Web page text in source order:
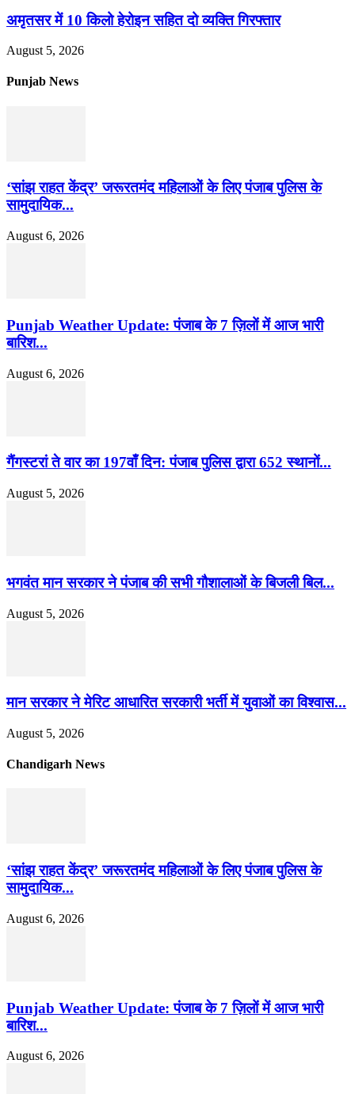
अमृतसर में 10 किलो हेरोइन सहित दो व्यक्ति गिरफ्तार
August 5, 2026
Punjab News
‘सांझ राहत केंद्र’ जरूरतमंद महिलाओं के लिए पंजाब पुलिस के
सामुदायिक...
August 6, 2026
Punjab Weather Update: पंजाब के 7 ज़िलों में आज भारी
बारिश...
August 6, 2026
गैंगस्टरां ते वार का 197वाँ दिन: पंजाब पुलिस द्वारा 652 स्थानों...
August 5, 2026
भगवंत मान सरकार ने पंजाब की सभी गौशालाओं के बिजली बिल...
August 5, 2026
मान सरकार ने मेरिट आधारित सरकारी भर्ती में युवाओं का विश्वास...
August 5, 2026
Chandigarh News
‘सांझ राहत केंद्र’ जरूरतमंद महिलाओं के लिए पंजाब पुलिस के
सामुदायिक...
August 6, 2026
Punjab Weather Update: पंजाब के 7 ज़िलों में आज भारी
बारिश...
August 6, 2026